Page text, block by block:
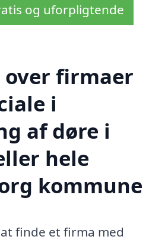
og uforpligtende
firmaer
i
af døre i
hele
kommune
finde et firma med